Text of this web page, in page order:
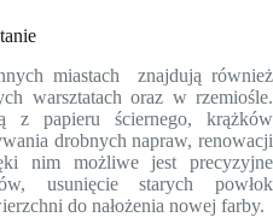
miastach znajdują również
warsztatach oraz w rzemiośle.
z papieru ściernego, krążków
drobnych napraw, renowacji
nim możliwe jest precyzyjne
usunięcie starych powłok
do nałożenia nowej farby.